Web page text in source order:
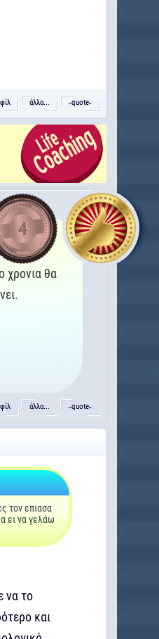
άλλα... ˵quote˶
4
χρονια θα
άλλα... ˵quote˶
τον επιασα
ει να γελάω
να το
και